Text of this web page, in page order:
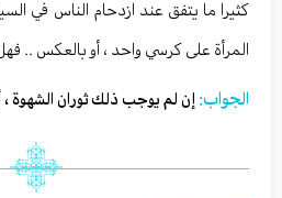
كثيرا ما يتفق عند ازدحام الناس في
المرأة على كرسي واحد ، أو بالعكس ..
الجواب: إن لم يوجب ذلك ثوران الشهوة ،